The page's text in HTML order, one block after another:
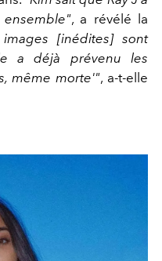
, a révélé la
[inédites] sont
a déjà prévenu les
même morte'", a-t-elle